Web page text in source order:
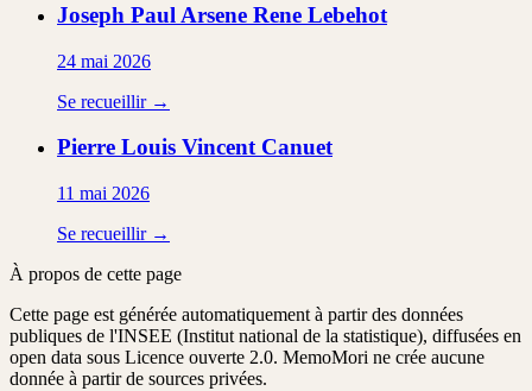
Joseph Paul Arsene Rene Lebehot
24 mai 2026
Se recueillir →
Pierre Louis Vincent Canuet
11 mai 2026
Se recueillir →
À propos de cette page
Cette page est générée automatiquement à partir des données
publiques de l'INSEE (Institut national de la statistique), diffusées en
open data sous Licence ouverte 2.0. MemoMori ne crée aucune
donnée à partir de sources privées.